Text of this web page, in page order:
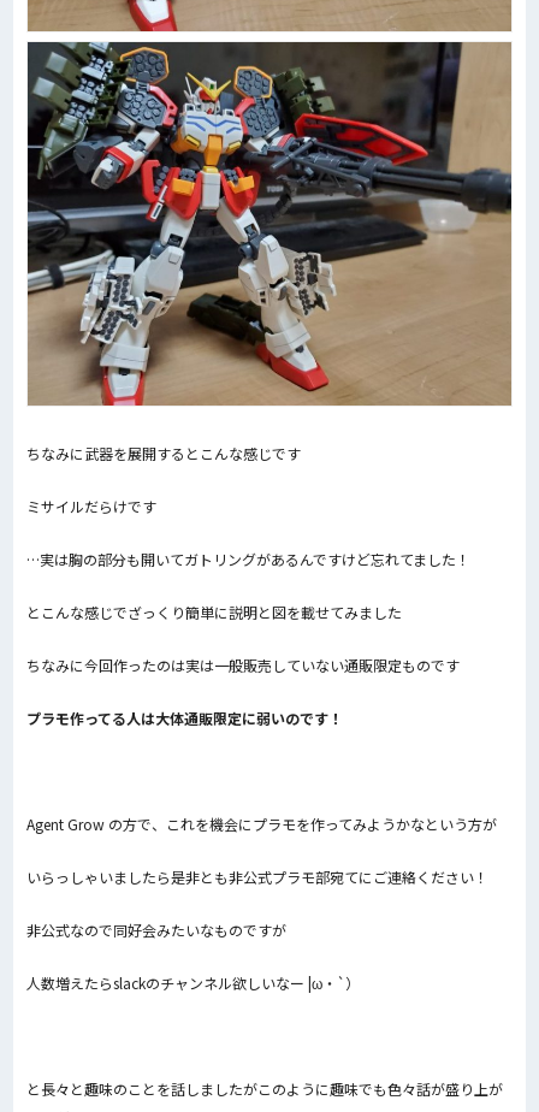
ちなみに武器を展開するとこんな感じです
ミサイルだらけです
…実は胸の部分も開いてガトリングがあるんですけど忘れてました！
とこんな感じでざっくり簡単に説明と図を載せてみました
ちなみに今回作ったのは実は一般販売していない通販限定ものです
プラモ作ってる人は大体通販限定に弱いのです！
Agent Grow の方で、これを機会にプラモを作ってみようかなという方が
いらっしゃいましたら是非とも非公式プラモ部宛てにご連絡ください！
非公式なので同好会みたいなものですが
人数増えたらslackのチャンネル欲しいなー |ω・`）
と長々と趣味のことを話しましたがこのように趣味でも色々話が盛り上が